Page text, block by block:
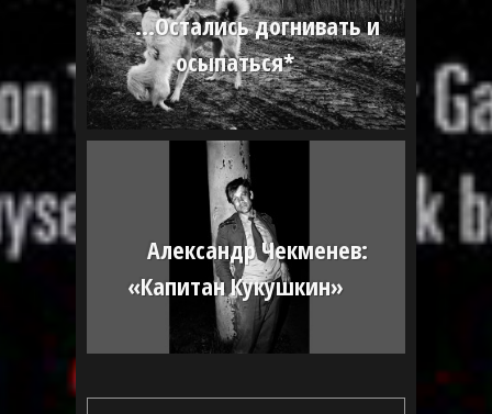
…Остались догнивать и
осыпаться*
Александр Чекменев:
«Капитан Кукушкин»